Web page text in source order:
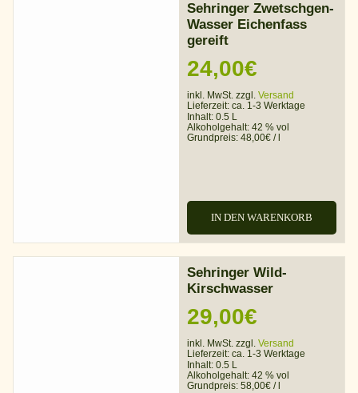
Sehringer Zwetschgen-
Wasser Eichenfass
gereift
24,00€
inkl. MwSt. zzgl. Versand
Lieferzeit: ca. 1-3 Werktage
Inhalt: 0.5 L
Alkoholgehalt: 42 % vol
Grundpreis: 48,00€ /
IN DEN WARENKORB
Sehringer Wild-
Kirschwasser
29,00€
inkl. MwSt. zzgl. Versand
Lieferzeit: ca. 1-3 Werktage
Inhalt: 0.5 L
Alkoholgehalt: 42 % vol
Grundpreis: 58,00€ /